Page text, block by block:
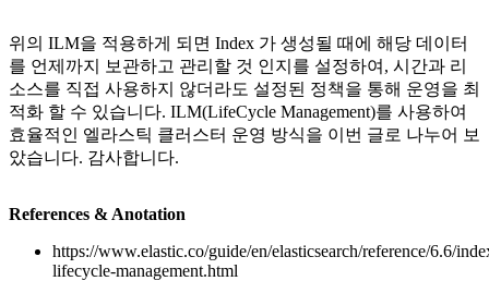
위의 ILM을 적용하게 되면 Index 가 생성될 때에 해당 데이터
를 언제까지 보관하고 관리할 것 인지를 설정하여, 시간과 리
소스를 직접 사용하지 않더라도 설정된 정책을 통해 운영을 최
적화 할 수 있습니다. ILM(LifeCycle Management)를 사용하여
효율적인 엘라스틱 클러스터 운영 방식을 이번 글로 나누어 보
았습니다. 감사합니다.
References & Anotation
https://www.elastic.co/guide/en/elasticsearch/reference/6.6/
lifecycle-management.html